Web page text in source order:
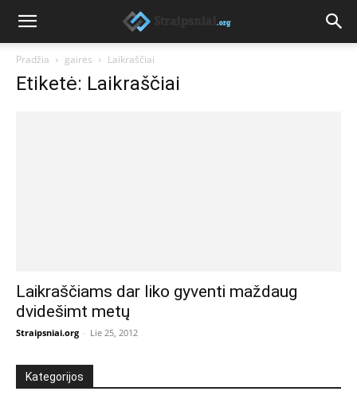
Pradžia gairės Laikraščiai
Etiketė: Laikraščiai
Laikraščiams dar liko gyventi maždaug
dvidešimt metų
Straipsniai.org - Lie 25, 2012
Kategorijos